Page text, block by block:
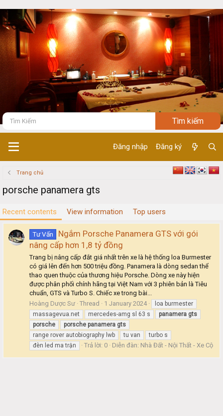
Đăng nhập Đăng ký
Trang chủ
porsche panamera gts
Recent contents View information Top users
Tư Vấn
Ngắm Porsche Panamera GTS với gói
nâng cấp hơn 1,8 tỷ đồng
Trang bị nâng cấp đắt giá nhất trên xe là hệ thống loa Burmester
có giá lên đến hơn 500 triệu đồng. Panamera là dòng sedan thể
thao quen thuộc của thương hiệu Porsche. Dòng xe này hiện
được phân phối chính hãng tại Việt Nam với 3 phiên bản là Tiêu
chuẩn, GTS và Turbo S. Chiếc xe trong bài...
Hoàng Dược Sư Thread 1 January 2024
loa burmester
massagevua.net
mercedes-amg sl 63 s panamera gts
porsche
porsche panamera gts
range rover autobiography lwb
tu van
turbo s
đèn led ma trận
Trả lời: 0 Diễn đàn: Nhà Đất - Nội Thất - Xe Cộ